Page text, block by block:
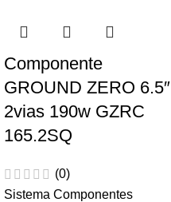
Componente
GROUND ZERO 6.5″
2vias 190w GZRC
165.2SQ
(0)
Sistema Componentes